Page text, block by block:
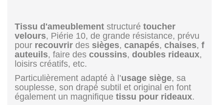
Tissu d'ameublement structuré toucher
velours, Piérie 10, de grande résistance, prévu
pour recouvrir des sièges, canapés, chaises, f
auteuils, faire des coussins, doubles rideaux,
loisirs créatifs, etc.
Particulièrement adapté à l’usage siège, sa
souplesse, son drapé subtil et original en font
également un magnifique tissu pour rideaux.